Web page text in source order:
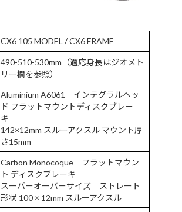
CX6 105 MODEL / CX6 FRAME
490-510-530mm（適応身長はジオメト
リー欄を参照）
Aluminium A6061 インテグラルヘッ
ド フラットマウントディスクブレー
キ
142×12mm スルーアクスル マウント厚
さ15mm
Carbon Monocoque フラットマウン
ト ディスクブレーキ
スーパーオーバーサイズ ストレート
形状 100 × 12mm スルーアクスル